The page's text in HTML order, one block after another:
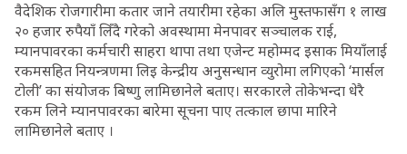
वैदेशिक रोजगारीमा कतार जाने तयारीमा रहेका अलि मुस्तफासँग १ लाख
२० हजार रुपैयाँ लिँदै गरेको अवस्थामा मेनपावर सञ्चालक राई,
म्यानपावरका कर्मचारी साहरा थापा तथा एजेन्ट महोम्मद इसाक मियाँलाई
रकमसहित नियन्त्रणमा लिइ केन्द्रीय अनुसन्धान व्युरोमा लगिएको ‘मार्सल
टोली’ का संयोजक बिष्णु लामिछानेले बताए। सरकारले तोकेभन्दा धेरै
रकम लिने म्यानपावरका बारेमा सूचना पाए तत्काल छापा मारिने
लामिछानेले बताए ।